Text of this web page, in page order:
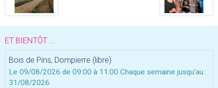
ET BIENTÔT ...
Bois de Pins, Dompierre (libre)
Le 09/08/2026 de 09:00 à 11:00 Chaque semaine jusqu'au :
31/08/2026